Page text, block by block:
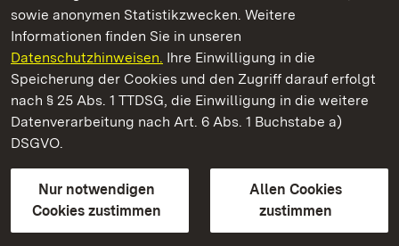
sowie anonymen Statistikzwecken. Weitere
Informationen finden Sie in unseren
Datenschutzhinweisen. Ihre Einwilligung in die
Speicherung der Cookies und den Zugriff darauf erfolgt
nach § 25 Abs. 1 TTDSG, die Einwilligung in die weitere
Datenverarbeitung nach Art. 6 Abs. 1 Buchstabe a)
DSGVO.
Nur notwendigen
Cookies zustimmen
Allen Cookies
zustimmen
Yburg bei Baden-Baden
Staatliche Schlösser und Gärten Baden-Württemberg
Kontakt
GebärdenspracheLeichte Sprache
Erklärung zur Barrierefreiheit
BITV-konform (geprüfte Seiten)